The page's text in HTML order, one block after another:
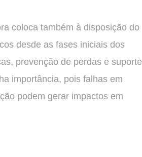
coloca também à disposição do
desde as fases iniciais dos
prevenção de perdas e suporte
importância, pois falhas em
podem gerar impactos em